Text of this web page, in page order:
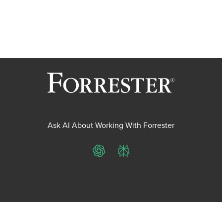
Ask AI About Working With Forrester
ChatGPTPerplexity